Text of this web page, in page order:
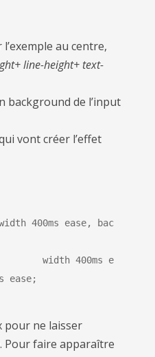
au centre,
line-height+ text-
background de l’input
vont créer l’effet
400ms ease, bac
ease;
pour ne laisser
Pour faire apparaître